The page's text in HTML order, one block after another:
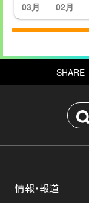
03月
02月
SHARE
情報・報道